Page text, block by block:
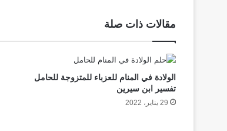
مقالات ذات صلة
الولادة في المنام للعزباء للمتزوجة للحامل
تفسير ابن سيرين
29 يناير، 2022